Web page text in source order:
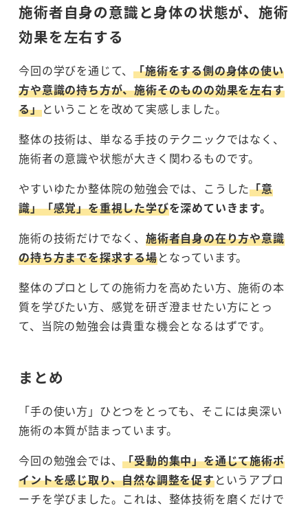
施術者自身の意識と身体の状態が、施術
効果を左右する
今回の学びを通じて、「施術をする側の身体の使い
方や意識の持ち方が、施術そのものの効果を左右す
る」ということを改めて実感しました。
整体の技術は、単なる手技のテクニックではなく、
施術者の意識や状態が大きく関わるものです。
やすいゆたか整体院の勉強会では、こうした「意
識」「感覚」を重視した学びを深めていきます。
施術の技術だけでなく、 施術者自身の在り方や意識
の持ち方までを探求する場となっています。
整体のプロとしての施術力を高めたい方、施術の本
質を学びたい方、感覚を研ぎ澄ませたい方にとっ
て、当院の勉強会は貴重な機会となるはずです。
まとめ
「手の使い方」ひとつをとっても、そこには奥深い
施術の本質が詰まっています。
今回の勉強会では、「受動的集中」を通じて施術ポ
イントを感じ取り、自然な調整を促すというアプロ
ーチを学びました。これは、整体技術を磨くだけで